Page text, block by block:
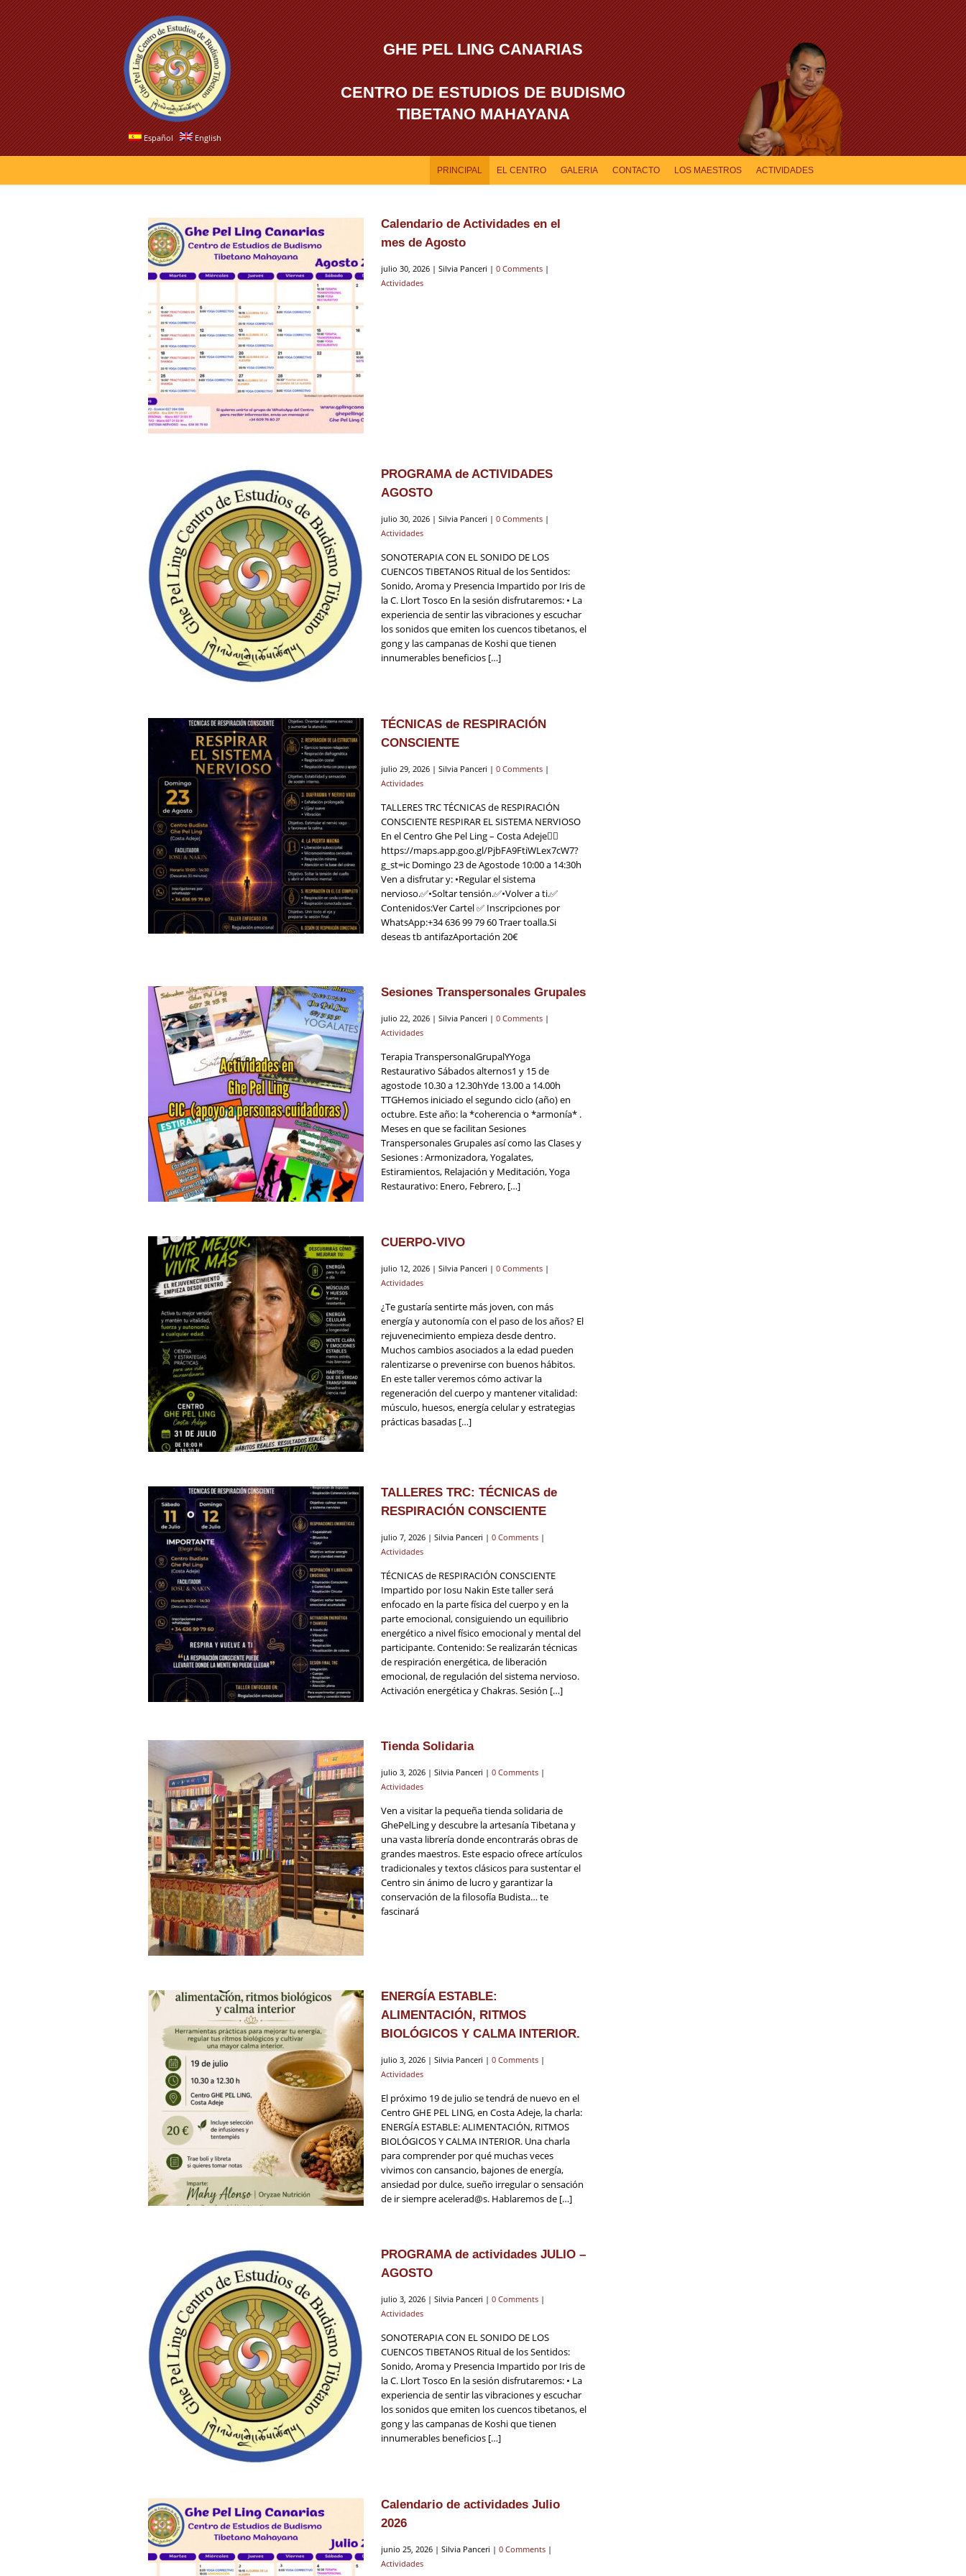
Español English
GHE PEL LING CANARIAS
CENTRO DE ESTUDIOS DE BUDISMO
TIBETANO MAHAYANA
PRINCIPAL EL CENTRO GALERIA CONTACTO LOS MAESTROS ACTIVIDADES
Calendario de Actividades en el
mes de Agosto
julio 30, 2026 | Silvia Panceri | 0 Comments |
Actividades
PROGRAMA de ACTIVIDADES
AGOSTO
julio 30, 2026 | Silvia Panceri | 0 Comments |
Actividades
SONOTERAPIA CON EL SONIDO DE LOS
CUENCOS TIBETANOS Ritual de los Sentidos:
Sonido, Aroma y Presencia Impartido por Iris de
la C. Llort Tosco En la sesión disfrutaremos: • La
experiencia de sentir las vibraciones y escuchar
los sonidos que emiten los cuencos tibetanos, el
gong y las campanas de Koshi que tienen
innumerables beneficios […]
TÉCNICAS de RESPIRACIÓN
CONSCIENTE
julio 29, 2026 | Silvia Panceri | 0 Comments |
Actividades
TALLERES TRC TÉCNICAS de RESPIRACIÓN
CONSCIENTE RESPIRAR EL SISTEMA NERVIOSO
En el Centro Ghe Pel Ling – Costa Adeje👇🏼
https://maps.app.goo.gl/PjbFA9FtiWLex7cW7?
g_st=ic Domingo 23 de Agostode 10:00 a 14:30h
Ven a disfrutar y: •Regular el sistema
nervioso.✅•Soltar tensión.✅•Volver a ti.✅
Contenidos:Ver Cartel ✅ Inscripciones por
WhatsApp:+34 636 99 79 60 Traer toalla.Si
deseas tb antifazAportación 20€
Sesiones Transpersonales Grupales
julio 22, 2026 | Silvia Panceri | 0 Comments |
Actividades
Terapia TranspersonalGrupalYYoga
Restaurativo Sábados alternos1 y 15 de
agostode 10.30 a 12.30hYde 13.00 a 14.00h
TTGHemos iniciado el segundo ciclo (año) en
octubre. Este año: la *coherencia o *armonía* .
Meses en que se facilitan Sesiones
Transpersonales Grupales así como las Clases y
Sesiones : Armonizadora, Yogalates,
Estiramientos, Relajación y Meditación, Yoga
Restaurativo: Enero, Febrero, […]
CUERPO-VIVO
julio 12, 2026 | Silvia Panceri | 0 Comments |
Actividades
¿Te gustaría sentirte más joven, con más
energía y autonomía con el paso de los años? El
rejuvenecimiento empieza desde dentro.
Muchos cambios asociados a la edad pueden
ralentizarse o prevenirse con buenos hábitos.
En este taller veremos cómo activar la
regeneración del cuerpo y mantener vitalidad:
músculo, huesos, energía celular y estrategias
prácticas basadas […]
TALLERES TRC: TÉCNICAS de
RESPIRACIÓN CONSCIENTE
julio 7, 2026 | Silvia Panceri | 0 Comments |
Actividades
TÉCNICAS de RESPIRACIÓN CONSCIENTE
Impartido por Iosu Nakin Este taller será
enfocado en la parte física del cuerpo y en la
parte emocional, consiguiendo un equilibrio
energético a nivel físico emocional y mental del
participante. Contenido: Se realizarán técnicas
de respiración energética, de liberación
emocional, de regulación del sistema nervioso.
Activación energética y Chakras. Sesión […]
Tienda Solidaria
julio 3, 2026 | Silvia Panceri | 0 Comments |
Actividades
Ven a visitar la pequeña tienda solidaria de
GhePelLing y descubre la artesanía Tibetana y
una vasta librería donde encontrarás obras de
grandes maestros. Este espacio ofrece artículos
tradicionales y textos clásicos para sustentar el
Centro sin ánimo de lucro y garantizar la
conservación de la filosofía Budista… te
fascinará
ENERGÍA ESTABLE:
ALIMENTACIÓN, RITMOS
BIOLÓGICOS Y CALMA INTERIOR.
julio 3, 2026 | Silvia Panceri | 0 Comments |
Actividades
El próximo 19 de julio se tendrá de nuevo en el
Centro GHE PEL LING, en Costa Adeje, la charla:
ENERGÍA ESTABLE: ALIMENTACIÓN, RITMOS
BIOLÓGICOS Y CALMA INTERIOR. Una charla
para comprender por qué muchas veces
vivimos con cansancio, bajones de energía,
ansiedad por dulce, sueño irregular o sensación
de ir siempre acelerad@s. Hablaremos de […]
PROGRAMA de actividades JULIO –
AGOSTO
julio 3, 2026 | Silvia Panceri | 0 Comments |
Actividades
SONOTERAPIA CON EL SONIDO DE LOS
CUENCOS TIBETANOS Ritual de los Sentidos:
Sonido, Aroma y Presencia Impartido por Iris de
la C. Llort Tosco En la sesión disfrutaremos: • La
experiencia de sentir las vibraciones y escuchar
los sonidos que emiten los cuencos tibetanos, el
gong y las campanas de Koshi que tienen
innumerables beneficios […]
Calendario de actividades Julio
2026
junio 25, 2026 | Silvia Panceri | 0 Comments |
Actividades